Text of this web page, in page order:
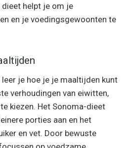
helpt je om je
en je voedingsgewoonten te
je hoe je je maaltijden kunt
verhoudingen van eiwitten,
kiezen. Het Sonoma-dieet
porties aan en het
en vet. Door bewuste